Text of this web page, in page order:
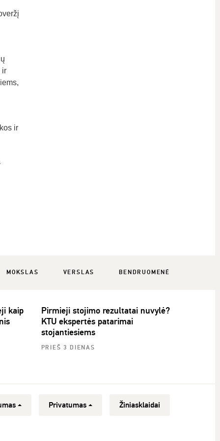
ir
ir
MOKSLAS VERSLAS BENDRUOMENĖ
kaip
Pirmieji stojimo rezultatai nuvylė?
KTU ekspertės patarimai
stojantiesiems
PRIEŠ 3 DIENAS
Privatumas Žiniasklaidai